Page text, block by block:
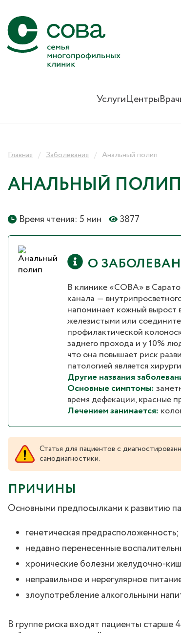
УслугиЦентры
Главная Заболевания Анальный полип
АНАЛЬНЫЙ ПОЛИП
Время чтения: 5 мин 3877
О
В клинике «СОВА» в
канала ―
напоминает кожный вырост
железистыми или
профилактической
заднего прохода и у 10%
что она повышает риск
патологией является
Другие названия
Основные симптомы:
время дефекации, красные
Лечением занимается:
Статья для пациентов с
самодиагностики.
ПРИЧИНЫ
Основными предпосылками к развитию
генетическая предрасположенность;
недавно перенесенные
хронические болезни желудочно-
неправильное и нерегулярное
злоупотребление алкогольными
В группе риска входят пациенты